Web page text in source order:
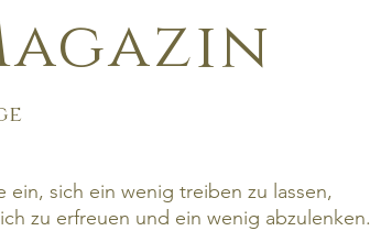
ein, sich ein wenig treiben zu lassen,
zu erfreuen und ein wenig abzulenken.